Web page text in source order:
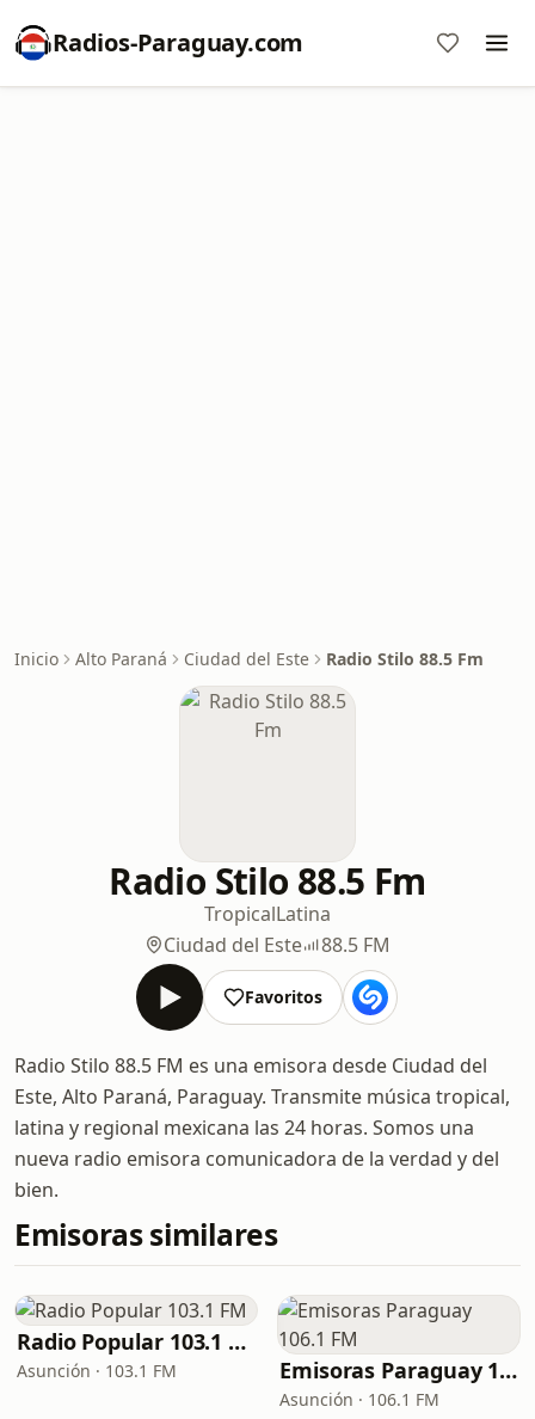
Radios-Paraguay.com
Inicio Alto Paraná Ciudad del Este Radio Stilo 88.5 Fm
Radio Stilo 88.5 Fm
TropicalLatina
Ciudad del Este
88.5 FM
Favoritos
Radio Stilo 88.5 FM es una emisora desde Ciudad del
Este, Alto Paraná, Paraguay. Transmite música tropical,
latina y regional mexicana las 24 horas. Somos una
nueva radio emisora comunicadora de la verdad y del
bien.
Emisoras similares
Radio Popular 103.1 FM
Asunción · 103.1 FM Emisoras Paraguay 106.1 FM
Asunción · 106.1 FM